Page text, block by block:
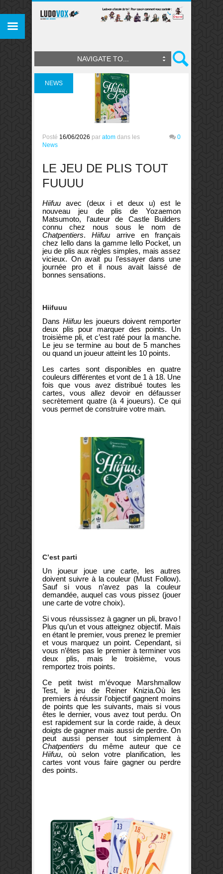
NAVIGATE TO...
NEWS
Posté 16/06/2026 par atom dans les
News
0
LE JEU DE PLIS TOUT
FUUUU
Hiifuuavec (deux i et deux u) est le
nouveau jeu de plis de Yozaemon
Matsumoto, l’auteur de Castle Builders
connu chez nous sous le nom de
Chatpentiers.Hiifuu arrive en français
chez Iello dans la gamme Iello Pocket, un
jeu de plis aux règles simples, mais assez
vicieux. On avait pu l’essayer dans une
journée pro et il nous avait laissé de
bonnes sensations.
Hiifuuu
Dans Hiifuu les joueurs doivent remporter
deux plis pour marquer des points. Un
troisième pli, et c’est raté pour la manche.
Le jeu se termine au bout de 5 manches
ou quand un joueur atteint les 10 points.
Les cartes sont disponibles en quatre
couleurs différentes et vont de 1 à 18. Une
fois que vous avez distribué toutes les
cartes, vous allez devoir en défausser
secrètement quatre (à 4 joueurs). Ce qui
vous permet de construire votre main.
C’est parti
Un joueur joue une carte, les autres
doivent suivre à la couleur (Must Follow).
Sauf si vous n’avez pas la couleur
demandée, auquel cas vous pissez (jouer
une carte de votre choix).
Si vous réussissez à gagner un pli, bravo !
Plus qu’un et vous atteignez objectif. Mais
en étant le premier, vous prenez le premier
et vous marquez un point. Cependant, si
vous n’êtes pas le premier à terminer vos
deux plis, mais le troisième, vous
remportez trois points.
Ce petit twist m’évoque Marshmallow
Test, le jeu de Reiner Knizia.Où les
premiers à réussir l’objectif gagnent moins
de points que les suivants, mais si vous
êtes le dernier, vous avez tout perdu. On
est rapidement sur la corde raide, à deux
doigts de gagner mais aussi de perdre. On
peut aussi penser tout simplement à
Chatpentiersdu même auteur que ce
Hiifuu, où selon votre planification, les
cartes vont vous faire gagner ou perdre
des points.